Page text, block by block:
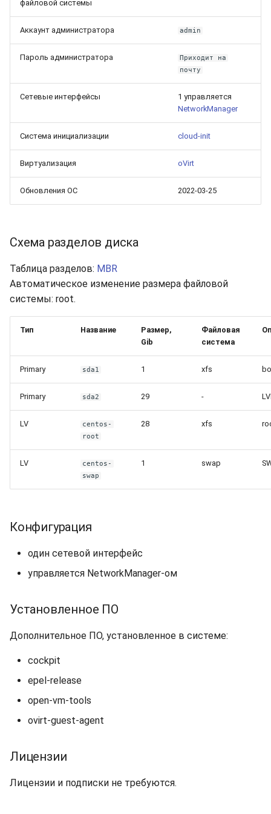
файловой системы
Аккаунт администратора admin
Пароль администратора
Приходит на
почту
Сетевые интерфейсы
1 управляется
NetworkManager
Система инициализации cloud-init
Виртуализация oVirt
Обновления ОС 2022-03-25
Схема разделов диска
Таблица разделов: MBR
Автоматическое изменение размера файловой
системы: root.
Тип Название
Размер,
Gib
Файловая
система
Primary sda1 1 xfs
Primary sda2 29 -
LV
centos-
root
28 xfs
LV
centos-
swap
1 swap
Конфигурация
один сетевой интерфейс
управляется NetworkManager-ом
Установленное ПО
Дополнительное ПО, установленное в системе:
cockpit
epel-release
open-vm-tools
ovirt-guest-agent
Лицензии
Лицензии и подписки не требуются.